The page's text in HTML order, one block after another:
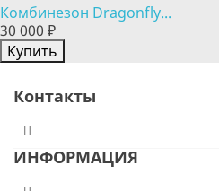
Комбинезон Dragonfly...
30 000 ₽
Купить
Контакты
ИНФОРМАЦИЯ